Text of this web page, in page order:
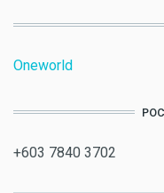
Oneworld
+603 7840 3702